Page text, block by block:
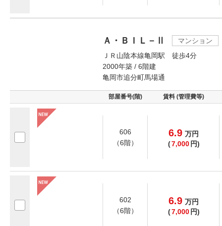
Ａ・ＢＩＬ－Ⅱ
マンション
ＪＲ山陰本線亀岡駅 徒歩4分
2000年築 / 6階建
亀岡市追分町馬場通
部屋番号(階) 賃料 (管理費等)
606
（6階）
6.9 万円
(7,000 円)
602
（6階）
6.9 万円
(7,000 円)